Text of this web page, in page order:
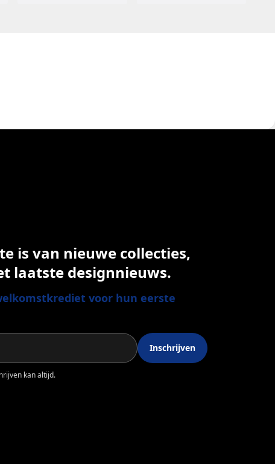
is van nieuwe collecties,
laatste designnieuws.
voor hun eerste
Inschrijven
kan altijd.